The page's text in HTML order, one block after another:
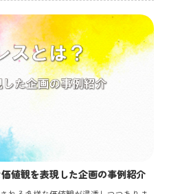
値観を表現した企画の事例紹介